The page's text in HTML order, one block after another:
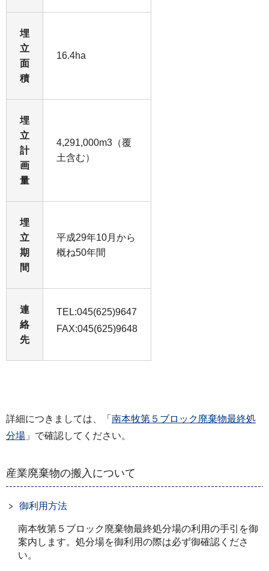
埋
立
面
積
16.4ha
埋
立
計
画
量
4,291,000m3（覆
土含む）
埋
立
期
間
平成29年10月から
概ね50年間
連
絡
先
TEL:045(625)9647
FAX:045(625)9648
詳細につきましては、「 南本牧第５ブロック廃棄物最終処
分場 」で確認してください。
産業廃棄物の搬入について
御利用方法
南本牧第５ブロック廃棄物最終処分場の利用の手引を御
案内します。処分場を御利用の際は必ず御確認くださ
い。